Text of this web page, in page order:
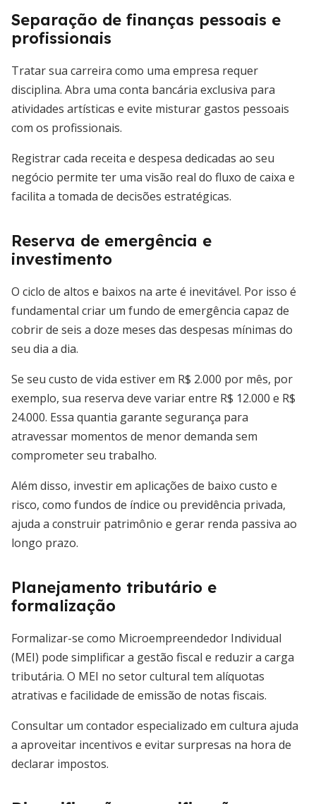
Separação de finanças pessoais e
profissionais
Tratar sua carreira como uma empresa requer
disciplina. Abra uma conta bancária exclusiva para
atividades artísticas e evite misturar gastos pessoais
com os profissionais.
Registrar cada receita e despesa dedicadas ao seu
negócio permite ter uma visão real do fluxo de caixa e
facilita a tomada de decisões estratégicas.
Reserva de emergência e
investimento
O ciclo de altos e baixos na arte é inevitável. Por isso é
fundamental criar um fundo de emergência capaz de
cobrir de seis a doze meses das despesas mínimas do
seu dia a dia.
Se seu custo de vida estiver em R$ 2.000 por mês, por
exemplo, sua reserva deve variar entre R$ 12.000 e R$
24.000. Essa quantia garante segurança para
atravessar momentos de menor demanda sem
comprometer seu trabalho.
Além disso, investir em aplicações de baixo custo e
risco, como fundos de índice ou previdência privada,
ajuda a construir patrimônio e gerar renda passiva ao
longo prazo.
Planejamento tributário e
formalização
Formalizar-se como Microempreendedor Individual
(MEI) pode simplificar a gestão fiscal e reduzir a carga
tributária. O MEI no setor cultural tem alíquotas
atrativas e facilidade de emissão de notas fiscais.
Consultar um contador especializado em cultura ajuda
a aproveitar incentivos e evitar surpresas na hora de
declarar impostos.